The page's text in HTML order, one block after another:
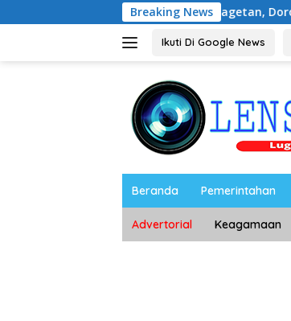
ke
Breaking News
2026 di Magetan, Dorong Inovasi untuk Masa
Ikuti Di Google News
Beranda Pemerintahan
Advertorial Keagamaan